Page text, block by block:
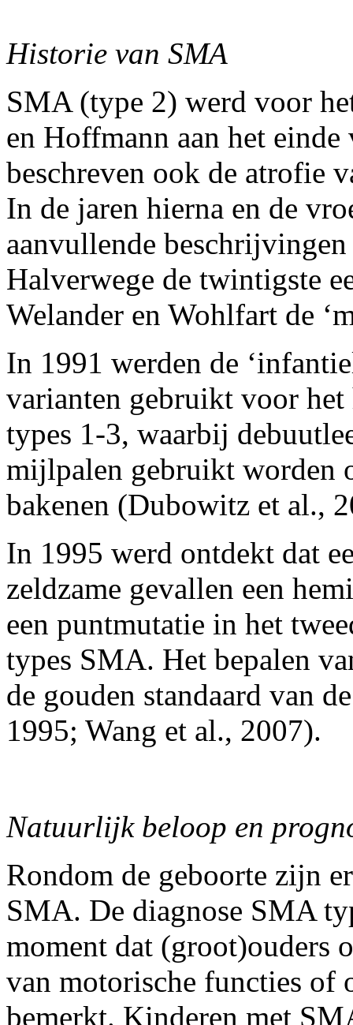
Historie van SMA
SMA (type 2) werd voor
en Hoffmann aan het
beschreven ook de atrofie
In de jaren hierna en de
aanvullende
Halverwege de twintigste
Welander en Wohlfart de
In 1991 werden de
varianten gebruikt voor
types 1-3, waarbij
mijlpalen gebruikt worden
bakenen (Dubowitz et al.,
In 1995 werd ontdekt dat
zeldzame gevallen een
een puntmutatie in het
types SMA. Het bepalen
de gouden standaard van
1995; Wang et al., 2007).
Natuurlijk beloop en
Rondom de geboorte zijn
SMA. De diagnose SMA
moment dat (groot)ouders
van motorische functies of
bemerkt. Kinderen met